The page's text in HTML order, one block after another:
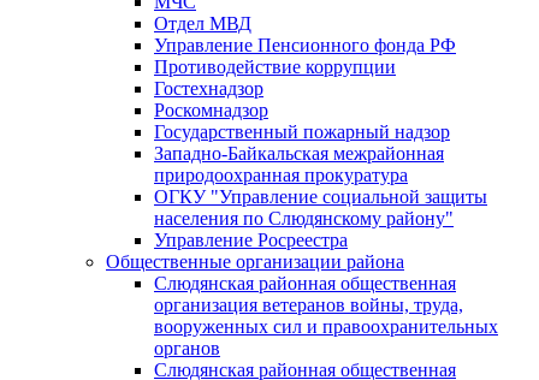
Отдел МВД
Управление Пенсионного фонда РФ
Противодействие коррупции
Гостехнадзор
Роскомнадзор
Государственный пожарный надзор
Западно-Байкальская межрайонная
природоохранная прокуратура
ОГКУ "Управление социальной защиты
населения по Слюдянскому району"
Управление Росреестра
Общественные организации района
Слюдянская районная общественная
организация ветеранов войны, труда,
вооруженных сил и правоохранительных
органов
Слюдянская районная общественная